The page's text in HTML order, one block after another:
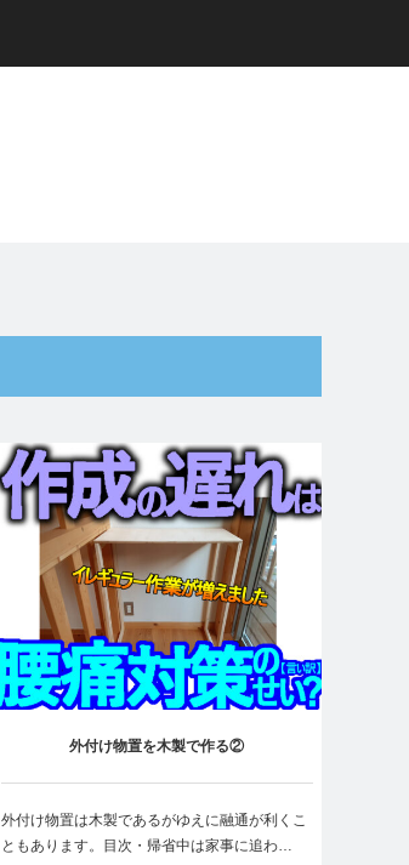
外付け物置を木製で作る②
外付け物置は木製であるがゆえに融通が利くこ
ともあります。目次・帰省中は家事に追わ…